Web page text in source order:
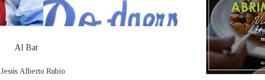
Al Bat
Alberto Rubio